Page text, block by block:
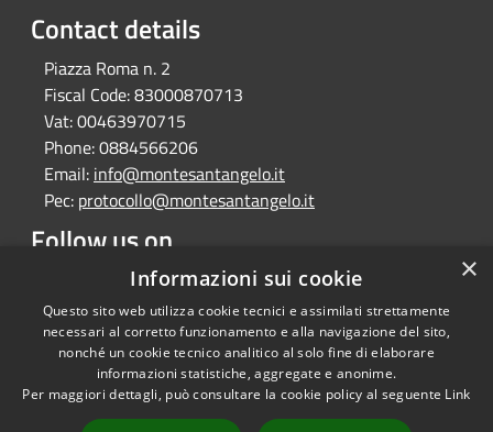
Contact details
Piazza Roma n. 2
Fiscal Code:83000870713
Vat:00463970715
Phone:0884566206
Email: info@montesantangelo.it
Pec: protocollo@montesantangelo.it
Follow us on
FacebookYoutubeInstagramTelegramWhatsapp
RSS
Accessibility
Copyright © 2026 • Comune
Monte Sant'Angelo • Powered
×
Informazioni sui cookie
Questo sito web utilizza cookie tecnici e assimilati strettamente
necessari al corretto funzionamento e alla navigazione del sito,
nonché un cookie tecnico analitico al solo fine di elaborare
informazioni statistiche, aggregate e anonime.
Per maggiori dettagli, può consultare la cookie policy al seguente Link